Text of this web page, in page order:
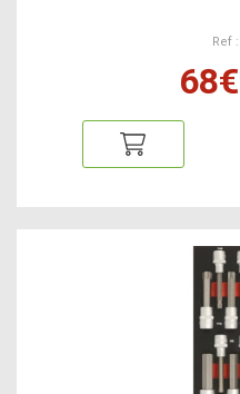
Ref
68€